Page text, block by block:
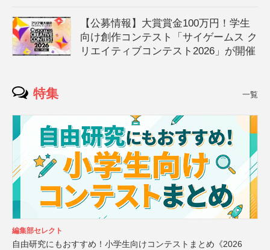
【公募情報】大賞賞金100万円！学生
向け創作コンテスト「サイゲームス ク
リエイティブコンテスト2026」が開催
特集 一覧
編集部セレクト
自由研究にもおすすめ！小学生向けコンテストまとめ《2026